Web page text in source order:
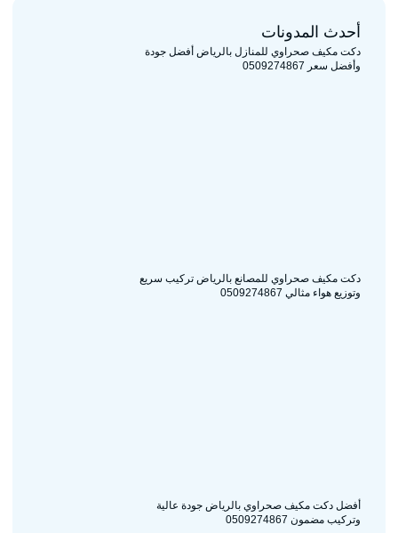
أحدث المدونات
دكت مكيف صحراوي للمنازل بالرياض أفضل جودة
وأفضل سعر 0509274867
دكت مكيف صحراوي للمصانع بالرياض تركيب سريع
وتوزيع هواء مثالي 0509274867
أفضل دكت مكيف صحراوي بالرياض جودة عالية
وتركيب مضمون 0509274867